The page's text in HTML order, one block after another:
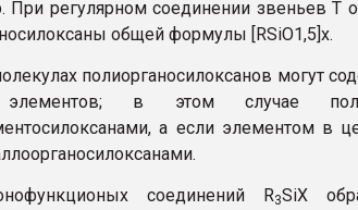
При регулярном соединении звеньев Т
общей формулы [RSiO1,5]x.
полиорганосилоксанов могут
элементов; в этом случае
а если элементом в
соединений R3SiX